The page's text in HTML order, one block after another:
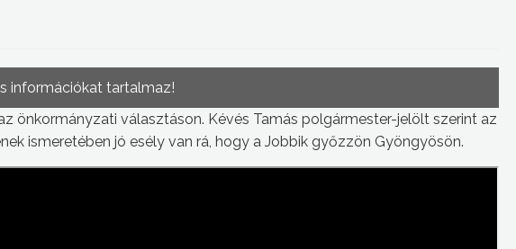
információkat tartalmaz!
önkormányzati választáson. Kévés Tamás polgármester-jelölt szerint az
ismeretében jó esély van rá, hogy a Jobbik győzzön Gyöngyösön.